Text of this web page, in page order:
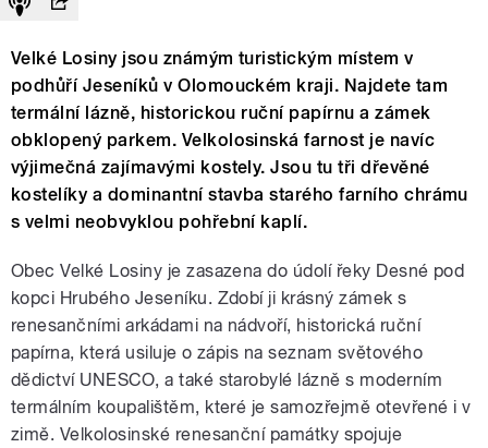
Velké Losiny jsou známým turistickým místem v
podhůří Jeseníků v Olomouckém kraji. Najdete tam
termální lázně, historickou ruční papírnu a zámek
obklopený parkem. Velkolosinská farnost je navíc
výjimečná zajímavými kostely. Jsou tu tři dřevěné
kostelíky a dominantní stavba starého farního chrámu
s velmi neobvyklou pohřební kaplí.
Obec Velké Losiny je zasazena do údolí řeky Desné pod
kopci Hrubého Jeseníku. Zdobí ji krásný zámek s
renesančními arkádami na nádvoří, historická ruční
papírna, která usiluje o zápis na seznam světového
dědictví UNESCO, a také starobylé lázně s moderním
termálním koupalištěm, které je samozřejmě otevřené i v
zimě. Velkolosinské renesanční památky spojuje